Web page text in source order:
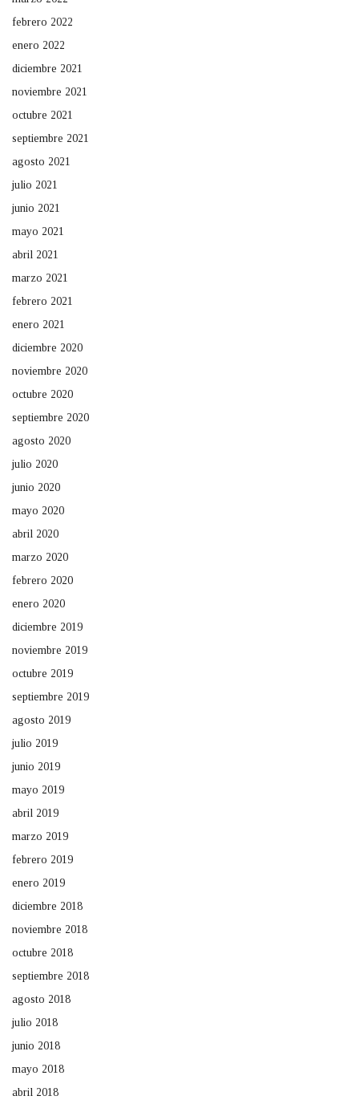
febrero 2022
enero 2022
diciembre 2021
noviembre 2021
octubre 2021
septiembre 2021
agosto 2021
julio 2021
junio 2021
mayo 2021
abril 2021
marzo 2021
febrero 2021
enero 2021
diciembre 2020
noviembre 2020
octubre 2020
septiembre 2020
agosto 2020
julio 2020
junio 2020
mayo 2020
abril 2020
marzo 2020
febrero 2020
enero 2020
diciembre 2019
noviembre 2019
octubre 2019
septiembre 2019
agosto 2019
julio 2019
junio 2019
mayo 2019
abril 2019
marzo 2019
febrero 2019
enero 2019
diciembre 2018
noviembre 2018
octubre 2018
septiembre 2018
agosto 2018
julio 2018
junio 2018
mayo 2018
abril 2018